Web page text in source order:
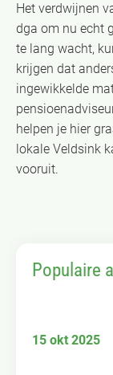
Het verdwijnen
dga om nu echt
te lang wacht,
krijgen dat
ingewikkelde
helpen je hier
lokale Veldsink
vooruit.
Populaire
15 okt 2025